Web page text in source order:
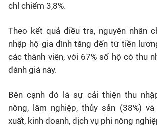
chỉ chiếm 3,8%.
Theo kết quả điều tra, nguyên nhân
nhập hộ gia đình tăng đến từ tiền
các thành viên, với 67% số hộ có thu
đánh giá này.
Bên cạnh đó là sự cải thiện thu
nông, lâm nghiệp, thủy sản (38%)
xuất, kinh doanh, dịch vụ phi nông